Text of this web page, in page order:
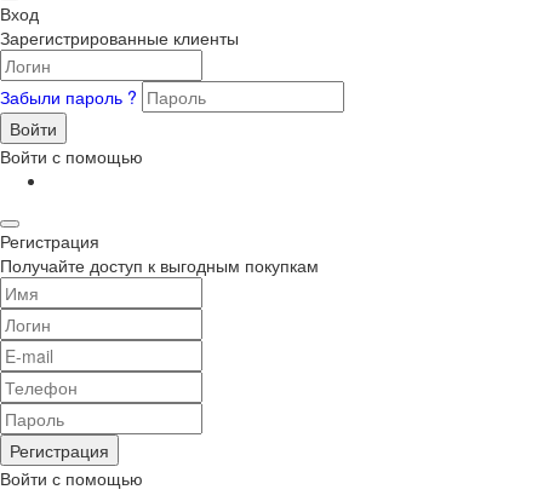
Вход
Зарегистрированные клиенты
Забыли пароль ?
Войти
Войти с помощью
Регистрация
Получайте доступ к выгодным покупкам
Регистрация
Войти с помощью